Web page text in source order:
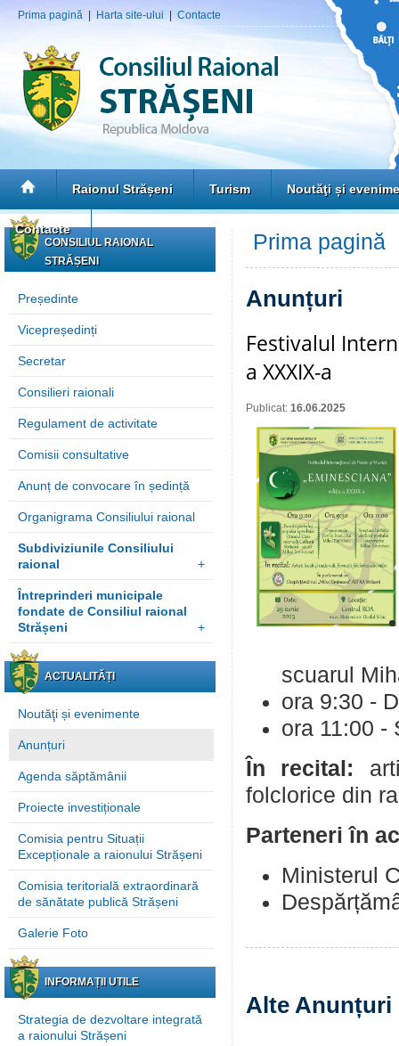
Prima pagină Harta site-ului Contacte
Raionul Strășeni Turism Noutăţi și
Contacte
CONSILIUL RAIONAL
STRĂȘENI
Președinte
Vicepreședinți
Secretar
Consilieri raionali
Regulament de activitate
Comisii consultative
Anunț de convocare în ședință
Organigrama Consiliului raional
Subdiviziunile Consiliului
raional
+
Întreprinderi municipale
fondate de Consiliul raional
Strășeni
+
ACTUALITĂȚI
Noutăţi și evenimente
Anunțuri
Agenda săptămânii
Proiecte investiționale
Comisia pentru Situații
Excepționale a raionului Strășeni
Comisia teritorială extraordinară
de sănătate publică Strășeni
Galerie Foto
INFORMAȚII UTILE
Strategia de dezvoltare integrată
a raionului Strășeni
Prima pagină
Anunțuri
Festivalul
a XXXIX-a
Publicat: 16.06.2025
scuarul
ora 9:30 -
ora 11:00 -
În recital:
folclorice din
Parteneri în
Ministerul
Alte Anunțuri